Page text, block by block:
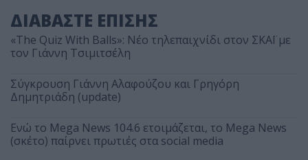
ΔΙΑΒΑΣΤΕ ΕΠΙΣΗΣ
«The Quiz With Balls»: Νέο τηλεπαιχνίδι στον ΣΚΑΪ με
τον Γιάννη Τσιμιτσέλη
Σύγκρουση Γιάννη Αλαφούζου και Γρηγόρη
Δημητριάδη (update)
Ενώ το Mega News 104.6 ετοιμάζεται, το Mega News
(σκέτο) παίρνει πρωτιές στα social media